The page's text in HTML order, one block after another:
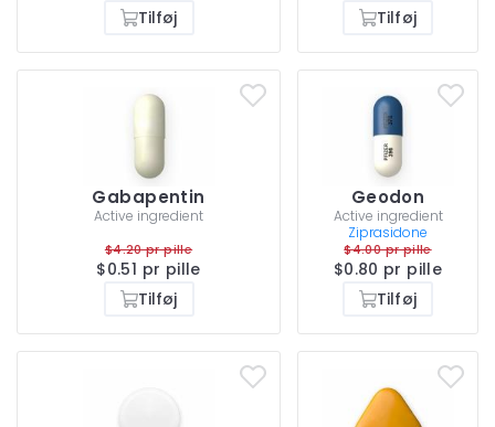
Tilføj
Tilføj
Gabapentin
Active ingredient
$4.20 pr pille
$0.51 pr pille
Tilføj
Geodon
Active ingredient
Ziprasidone
$4.00 pr pille
$0.80 pr pille
Tilføj